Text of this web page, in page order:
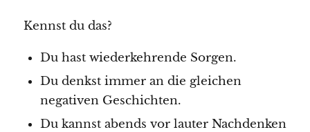
Kennst du das?
Du hast wiederkehrende Sorgen.
Du denkst immer an die gleichen
negativen Geschichten.
Du kannst abends vor lauter Nachdenken